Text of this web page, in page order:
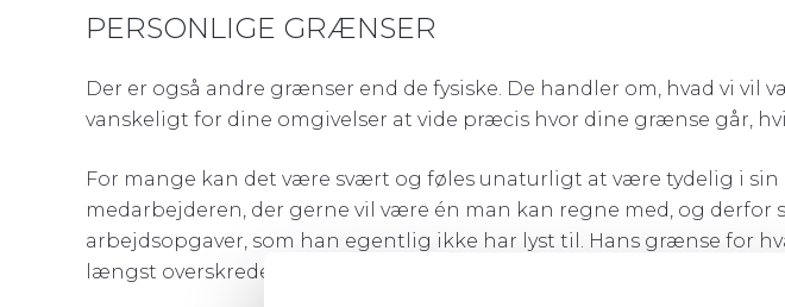
PERSONLIGE GRÆNSER
Der er også andre grænser end de fysiske. De handler om, hvad vi vil
vanskeligt for dine omgivelser at vide præcis hvor dine grænse går,
For mange kan det være svært og føles unaturligt at være tydelig i sin
medarbejderen, der gerne vil være én man kan regne med, og derfor
arbejdsopgaver, som han egentlig ikke har lyst til. Hans grænse for
længst overskredet, men han får ikke sagt fra. Det kan man få stress af.